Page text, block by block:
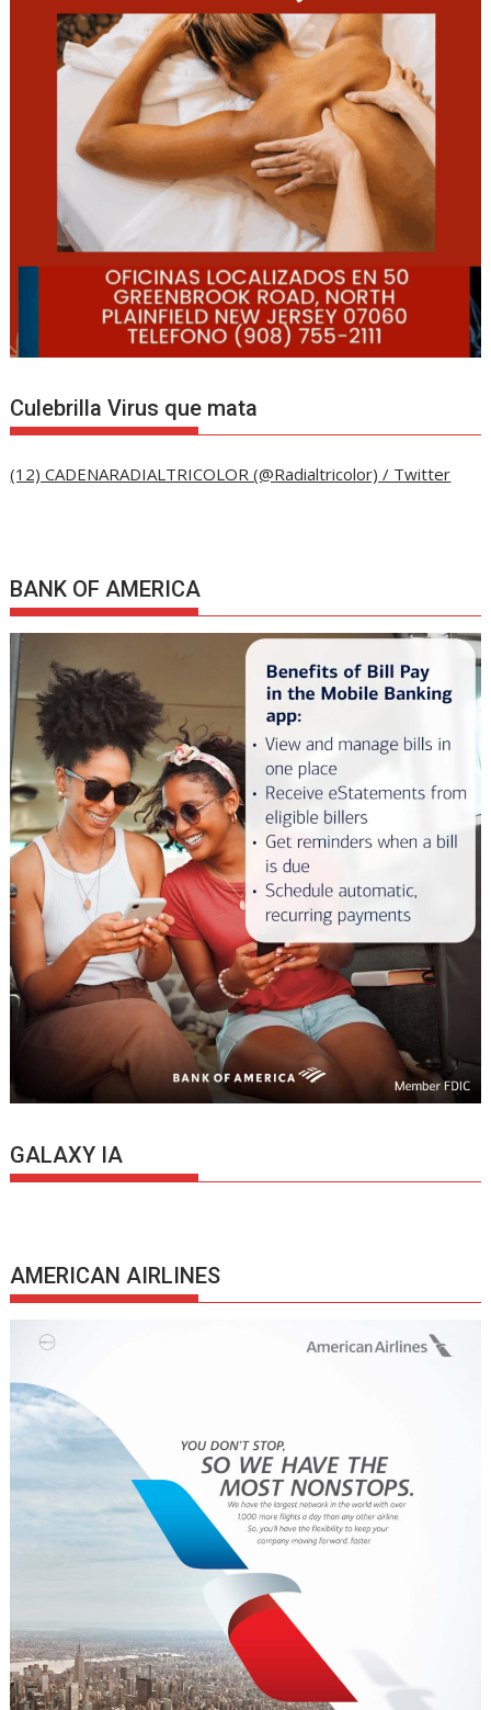
Culebrilla Virus que mata
(12) CADENARADIALTRICOLOR (@Radialtricolor) / Twitter
BANK OF AMERICA
GALAXY IA
AMERICAN AIRLINES